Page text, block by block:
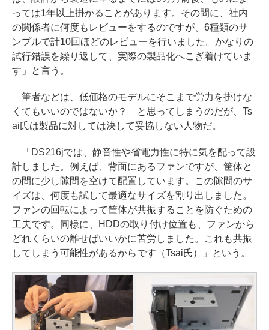
っては1年以上掛かることがあります。その間に、社内
の関係者に何度もレビューをするのですが、6種類のサ
ンプルで計10回ほどのレビューを行いました。かなりの
試行錯誤を繰り返して、実際の製品化へこぎ着けていま
す」と言う。
筆者などは、低価格のモデルにそこまで労力を掛けな
くてもいいのではないか？ と思ってしまうのだが、Ts
ai氏は製品に対しては決して妥協しない人物だ。
「DS216jでは、静音性や省電力性に特に気を配って設
計しました。例えば、背面にあるファンですが、筐体と
の間に少し隙間を空けて配置しています。この隙間のサ
イズは、何度も試して最適なサイズを割り出しました。
ファンの回転によって筐体が共振することを防ぐための
工夫です。同様に、HDDの取り付け位置も、ファンから
どれくらいの離せばいいかに苦労しました。これも共振
してしまう可能性があるからです（Tsai氏）」という。